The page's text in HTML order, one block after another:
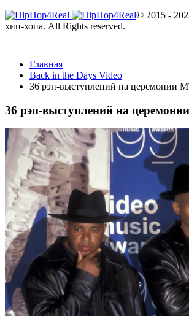
Главная
Back in the Days Video
36 рэп-выступлений на церемонии
36 рэп-выступлений на
© 2015 -
хип-хопа. All Rights reserved.